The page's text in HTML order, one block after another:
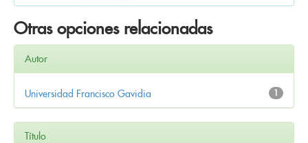
Otras opciones relacionadas
Autor
1
Universidad Francisco Gavidia
Título